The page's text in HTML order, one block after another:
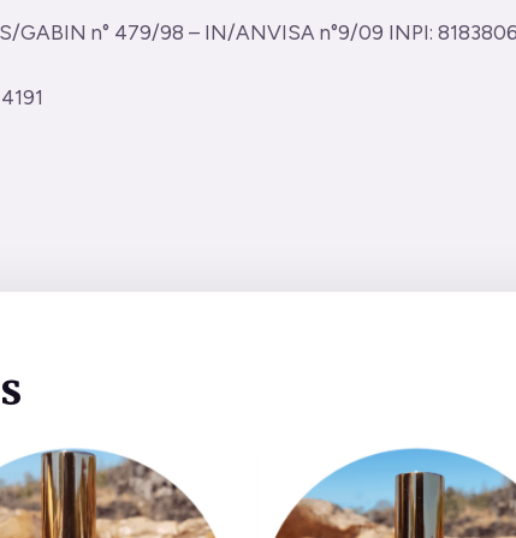
GABIN n° 479/98 – IN/ANVISA n°9/09 INPI:
produto
tem